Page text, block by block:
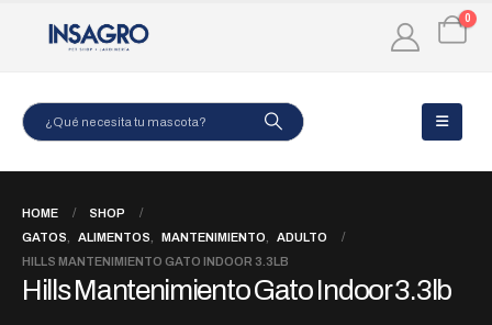
0
HOME
SHOP
GATOS
ALIMENTOS MANTENIMIENTO
ADULTO
HILLS MANTENIMIENTO GATO INDOOR 3.3LB
Hills Mantenimiento Gato Indoor 3.3lb